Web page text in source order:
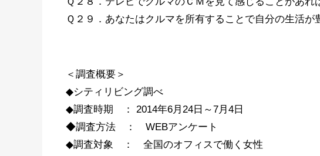
Ｑ２９．あなたはクルマを所有することで自分の生活が
＜調査概要＞
◆シティリビング調べ
◆調査時期 ： 2014年6月24日～7月4日
◆調査方法 ： WEBアンケート
◆調査対象 ： 全国のオフィスで働く女性